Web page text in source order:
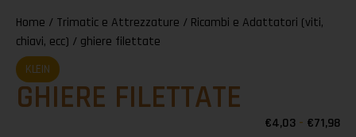
Home / Trimatic e Attrezzature / Ricambi e Adattatori (viti,
chiavi, ecc) / ghiere filettate
KLEIN
GHIERE FILETTATE
€4,03 - €71,98